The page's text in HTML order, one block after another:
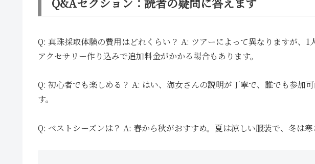
Q: 真珠採取体験の費用はどれくらい？ A: ツアーによって異なりますが、1
アクセサリー作り込みで追加料金がかかる場合もあります。
Q: 初心者でも楽しめる？ A: はい、海女さんの説明が丁寧で、誰でも参加
す。
Q: ベストシーズンは？ A: 春から秋がおすすめ。夏は涼しい服装で、冬は寒